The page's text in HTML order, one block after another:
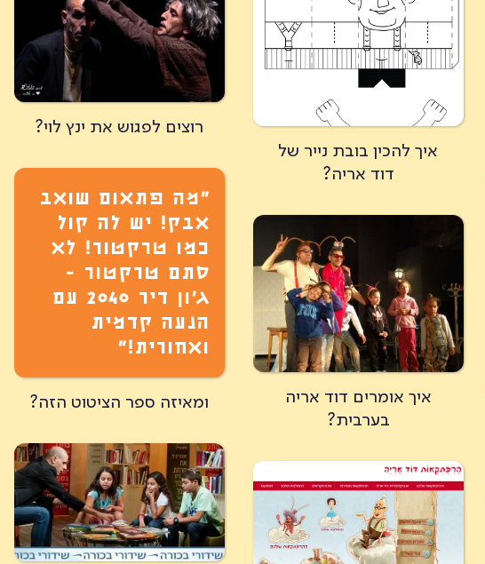
איך להכין בובת נייר של
דוד אריה?
רוצים לפגוש את ינץ לוי?
״מה פתאום שואב
אבק! יש לה קול
כמו טרקטור! לא
סתם טרקטור -
ג'ון דיר 2040 עם
הנעה קדמית
ואחורית!”
ומאיזה ספר הציטוט הזה?
איך אומרים דוד אריה
בערבית?